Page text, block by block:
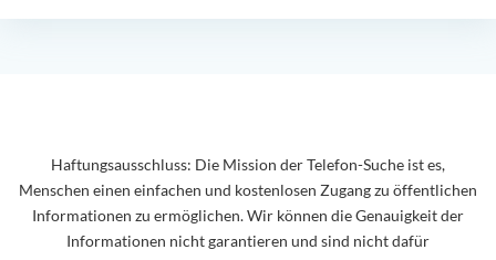
Haftungsausschluss: Die Mission der Telefon-Suche ist es,
Menschen einen einfachen und kostenlosen Zugang zu öffentlichen
Informationen zu ermöglichen. Wir können die Genauigkeit der
Informationen nicht garantieren und sind nicht dafür